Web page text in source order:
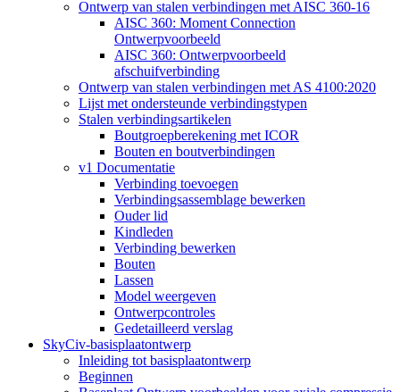
Ontwerp van stalen verbindingen met AISC 360-16
AISC 360: Moment Connection
Ontwerpvoorbeeld
AISC 360: Ontwerpvoorbeeld
afschuifverbinding
Ontwerp van stalen verbindingen met AS 4100:2020
Lijst met ondersteunde verbindingstypen
Stalen verbindingsartikelen
Boutgroepberekening met ICOR
Bouten en boutverbindingen
v1 Documentatie
Verbinding toevoegen
Verbindingsassemblage bewerken
Ouder lid
Kindleden
Verbinding bewerken
Bouten
Lassen
Model weergeven
Ontwerpcontroles
Gedetailleerd verslag
SkyCiv-basisplaatontwerp
Inleiding tot basisplaatontwerp
Beginnen